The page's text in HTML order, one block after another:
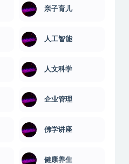
亲子育儿
人工智能
人文科学
企业管理
佛学讲座
健康养生